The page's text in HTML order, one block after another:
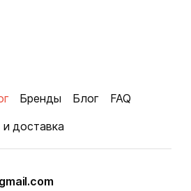
Бренды Блог
FAQ
доставка